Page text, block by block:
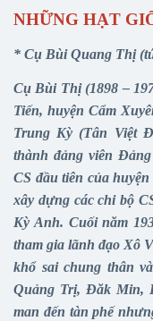
NHỮNG HẠT
* Cụ Bùi Quang Thị
Cụ Bùi Thị (1898 –
Tiến, huyện Cẩm
Trung Kỳ (Tân Việt
thành đảng viên
CS đầu tiên của
xây dựng các chi bộ
Kỳ Anh. Cuối năm
tham gia lãnh đạo Xô
khổ sai chung thân
Quảng Trị, Đăk Min,
man đến tàn phế